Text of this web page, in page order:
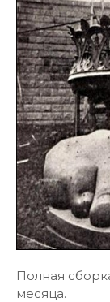
Полная
месяца.